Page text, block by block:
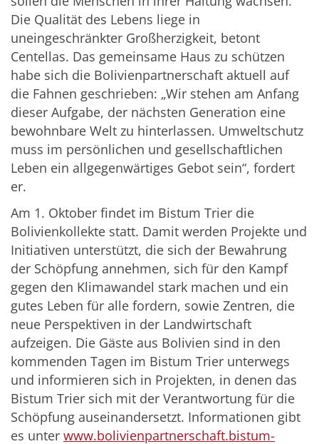
Die Qualität des Lebens liege in
uneingeschränkter Großherzigkeit, betont
Centellas. Das gemeinsame Haus zu schützen
habe sich die Bolivienpartnerschaft aktuell auf
die Fahnen geschrieben: „Wir stehen am Anfang
dieser Aufgabe, der nächsten Generation eine
bewohnbare Welt zu hinterlassen. Umweltschutz
muss im persönlichen und gesellschaftlichen
Leben ein allgegenwärtiges Gebot sein“, fordert
er.
Am 1. Oktober findet im Bistum Trier die
Bolivienkollekte statt. Damit werden Projekte und
Initiativen unterstützt, die sich der Bewahrung
der Schöpfung annehmen, sich für den Kampf
gegen den Klimawandel stark machen und ein
gutes Leben für alle fordern, sowie Zentren, die
neue Perspektiven in der Landwirtschaft
aufzeigen. Die Gäste aus Bolivien sind in den
kommenden Tagen im Bistum Trier unterwegs
und informieren sich in Projekten, in denen das
Bistum Trier sich mit der Verantwortung für die
Schöpfung auseinandersetzt. Informationen gibt
es unter www.bolivienpartnerschaft.bistum-